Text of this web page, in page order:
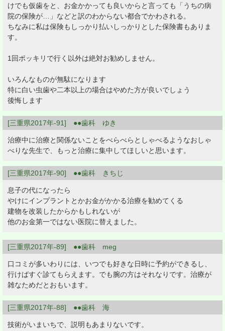
けでも仮歯をと、お金かかっても良いからと言っても「うちの病
院の保険が…」などと訳のわからない都合でかわされる。
ちなみに私は保険もしっかり払いしっかりとした保険書もありま
す。
1回ポッキリで行く以外は絶対お勧めしません。
いろんなものが無駄になります
特に白い虫歯や二本以上の場合はやめた方が良いでしょう
後悔します
[三重県2017年-91] ●●歯科 ゆき
治療中に治療と関係ないことをべらべらとしゃべるようなおしゃ
べりな先生で、もっと治療に集中してほしいと思います。
[三重県2017年-90] ●●歯科 きちじ
息子の代になったら
やけにインプラントとかお金がかかる治療を勧めてくる
建物を改装したからかもしれないが
他のお金第一ではない医院に替えました。
[三重県2017年-89] ●●歯科 meg
口コミが多いわりには、いつでも好きな日時に予約ができるし、
行けばすぐ診てもらえます。でも腕の方はそれなりです。治療が
雑なためだとおもいます。
[三重県2017年-88] ●●歯科 海
技術がいまいちで、説明もあまりないです。